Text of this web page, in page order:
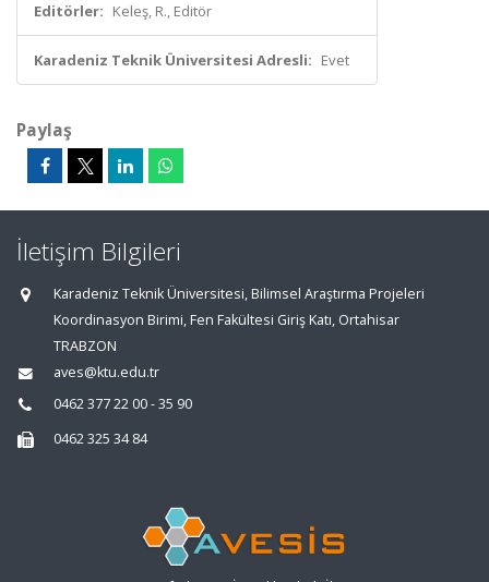
Editörler: Keleş, R., Editör
Karadeniz Teknik Üniversitesi Adresli: Evet
Paylaş
İletişim Bilgileri
Karadeniz Teknik Üniversitesi, Bilimsel Araştırma Projeleri
Koordinasyon Birimi, Fen Fakültesi Giriş Katı, Ortahisar
TRABZON
aves@ktu.edu.tr
0462 377 22 00 - 35 90
0462 325 34 84